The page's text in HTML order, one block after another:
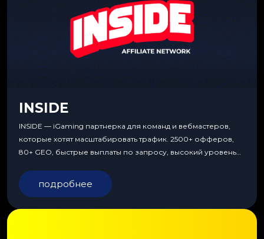
INSIDE
INSIDE — iGaming партнерка для команд и вебмастеров,
которые хотят масштабировать трафик. 2500+ офферов,
80+ GEO, быстрые выплаты по запросу, высокий уровень
подробнее